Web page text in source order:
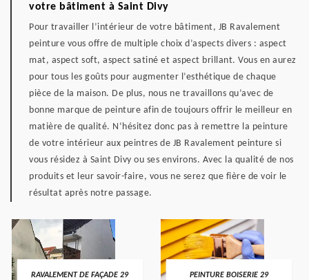
votre bâtiment à Saint Divy
Pour travailler l’intérieur de votre bâtiment, JB Ravalement
peinture vous offre de multiple choix d’aspects divers : aspect
mat, aspect soft, aspect satiné et aspect brillant. Vous en aurez
pour tous les goûts pour augmenter l’esthétique de chaque
pièce de la maison. De plus, nous ne travaillons qu’avec de
bonne marque de peinture afin de toujours offrir le meilleur en
matière de qualité. N’hésitez donc pas à remettre la peinture
de votre intérieur aux peintres de JB Ravalement peinture si
vous résidez à Saint Divy ou ses environs. Avec la qualité de nos
produits et leur savoir-faire, vous ne serez que fière de voir le
résultat après notre passage.
RAVALEMENT DE FAÇADE 29
PEINTURE BOISERIE 29